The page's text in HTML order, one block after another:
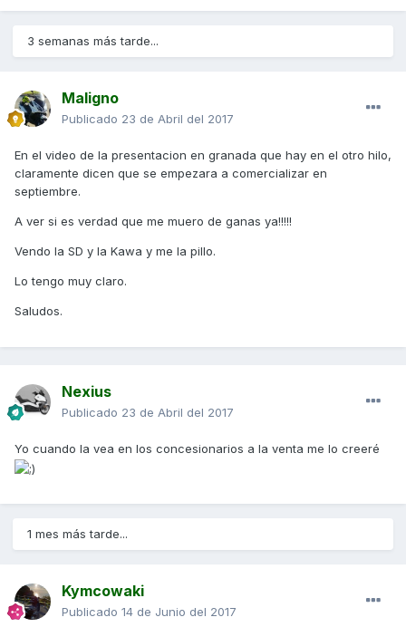
3 semanas más tarde...
Maligno
Publicado 23 de Abril del 2017
En el video de la presentacion en granada que hay en el otro hilo,
claramente dicen que se empezara a comercializar en
septiembre.
A ver si es verdad que me muero de ganas ya!!!!!
Vendo la SD y la Kawa y me la pillo.
Lo tengo muy claro.
Saludos.
Nexius
Publicado 23 de Abril del 2017
Yo cuando la vea en los concesionarios a la venta me lo creeré
1 mes más tarde...
Kymcowaki
Publicado 14 de Junio del 2017